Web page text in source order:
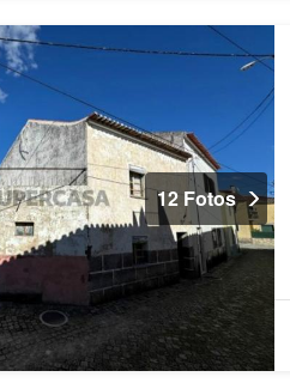
12 Fotos